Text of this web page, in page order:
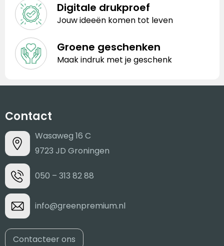
Digitale drukproef
Jouw ideeën komen tot leven
Groene geschenken
Maak indruk met je geschenk
Contact
Wasaweg 16 C
9723 JD Groningen
050 – 313 82 88
info@greenpremium.nl
Contacteer ons